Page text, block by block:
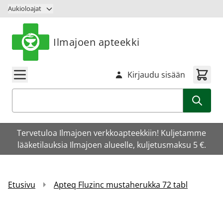
Siirry sisältöön
Aukioloajat
Ilmajoen apteekki
Kirjaudu sisään
Tervetuloa Ilmajoen verkkoapteekkiin! Kuljetamme
lääketilauksia Ilmajoen alueelle, kuljetusmaksu 5 €.
Etusivu Apteq Fluzinc mustaherukka 72 tabl